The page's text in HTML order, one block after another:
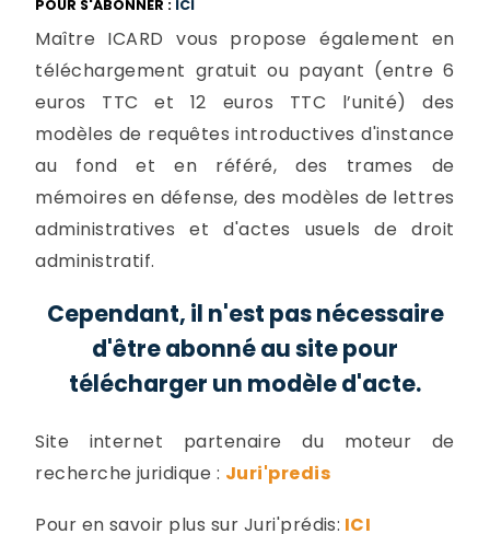
POUR S'ABONNER : ICI
Maître ICARD vous propose également en
téléchargement gratuit ou payant (entre 6
euros TTC et 12 euros TTC l’unité) des
modèles de requêtes introductives d'instance
au fond et en référé, des trames de
mémoires en défense, des modèles de lettres
administratives et d'actes usuels de droit
administratif.
Cependant, il n'est pas nécessaire
d'être abonné au site pour
télécharger un modèle d'acte.
Site internet partenaire du moteur de
recherche juridique : Juri'predis
Pour en savoir plus sur Juri'prédis: ICI